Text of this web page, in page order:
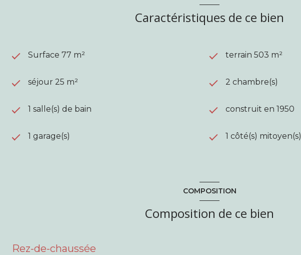
Caractéristiques de ce bien
Surface 77 m² terrain 503 m²
séjour 25 m² 2 chambre(s)
1 salle(s) de bain construit en 1950
1 garage(s) 1 côté(s) mitoyen(s)
COMPOSITION
Composition de ce bien
Rez-de-chaussée